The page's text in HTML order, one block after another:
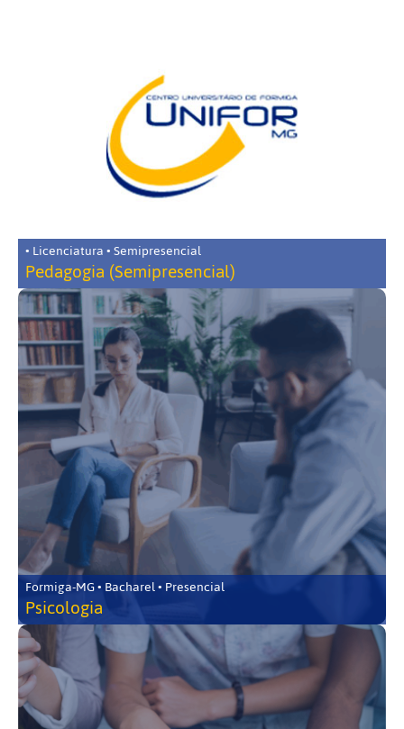
• Licenciatura • Semipresencial
Pedagogia (Semipresencial)
Formiga-MG • Bacharel • Presencial
Psicologia